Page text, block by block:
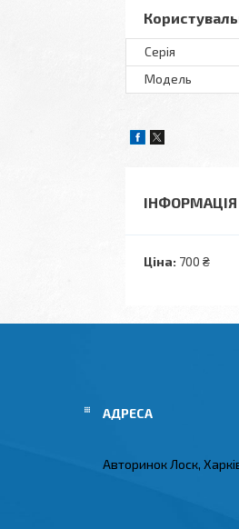
Серія
Модель
Ціна: 700 ₴
Авторинок Лоск,